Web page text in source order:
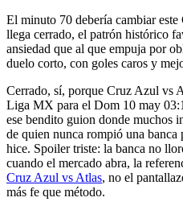
El minuto 70 debería cambiar
llega cerrado, el patrón histórico
ansiedad que al que empuja por
duelo corto, con goles caros y
Cerrado, sí, porque Cruz Azul vs
Liga MX para el Dom 10 may
ese bendito guion donde muchos
de quien nunca rompió una
hice. Spoiler triste: la banca no
cuando el mercado abra, la
Cruz Azul vs Atlas, no el
más fe que método.